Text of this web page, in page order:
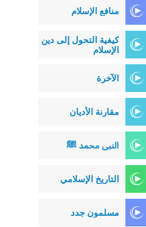
منافع الإسلام
كيفية التحول إلى دين
الإسلام
الآخرة
مقارنة الأديان
النبي محمد ﷺ
التاريخ الإسلامي
مسلمون جدد